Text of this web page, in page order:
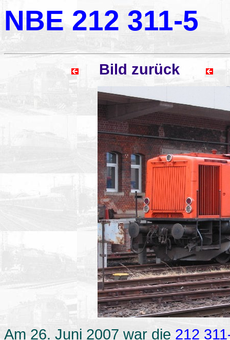
NBE 212 311-5
Bild zurück
Am 26. Juni 2007 war die 212